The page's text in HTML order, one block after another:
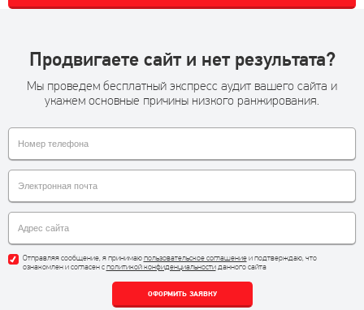
Продвигаете сайт и нет результата?
Мы проведем бесплатный экспресс аудит вашего сайта и
укажем основные причины низкого ранжирования.
Отправляя сообщение, я принимаюпользовательское соглашениеи подтверждаю, что
ознакомлен и согласен сполитикой конфиденциальностиданного сайта
ОФОРМИТЬ ЗАЯВКУ